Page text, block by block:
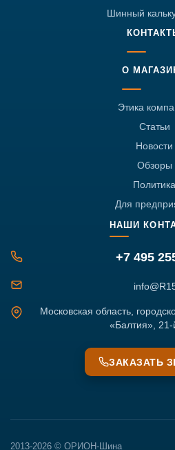
Шинный
О
Этика
Статьи
Новости
Обзоры
Политика
Для
НАШИ
+7 495
Московская область,
«Балтия»,
ЗАКАЗАТЬ
2013-2026 © ОРИОН-Шина